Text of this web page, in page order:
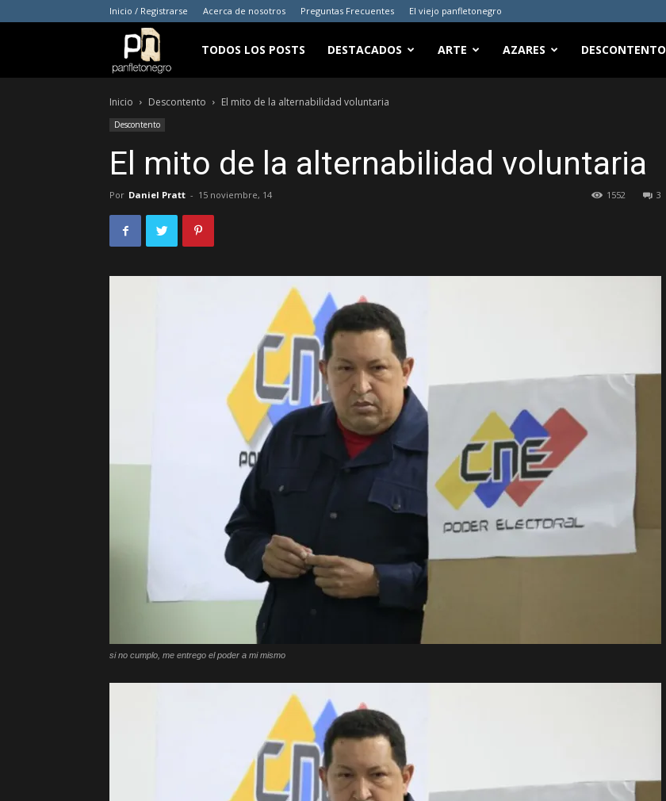
Inicio / Registrarse Acerca de nosotros Preguntas Frecuentes El viejo panfletonegro
panfletonegro
TODOS LOS POSTS DESTACADOS ARTE AZARES DESCONTENTO
Inicio Descontento El mito de la alternabilidad voluntaria
Descontento
El mito de la alternabilidad voluntaria
Por Daniel Pratt - 15 noviembre, 14 3
1552
si no cumplo, me entrego el poder a mi mismo